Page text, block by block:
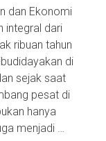
dan Ekonomi
integral dari
ribuan tahun
di
sejak saat
pesat di
hanya
menjadi …